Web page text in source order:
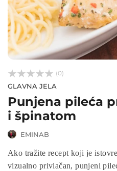


 (0)
GLAVNA JELA
Punjena pileća
i špinatom
EMINAB
Ako tražite recept koji je
vizualno privlačan, punjeni